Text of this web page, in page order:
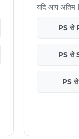
यदि आप अंतिम
PS से
PS से
PS